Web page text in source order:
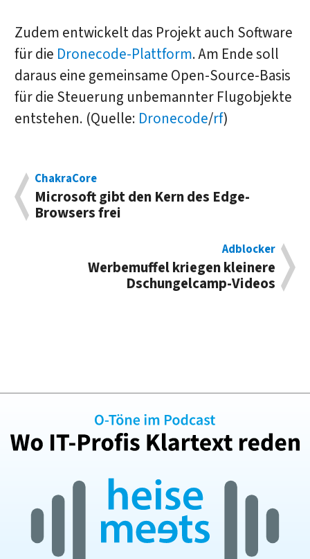
Zudem entwickelt das Projekt auch Software
für die Dronecode-Plattform. Am Ende soll
daraus eine gemeinsame Open-Source-Basis
für die Steuerung unbemannter Flugobjekte
entstehen. (Quelle: Dronecode/rf)
ChakraCore
Microsoft gibt den Kern des Edge-
Browsers frei
Adblocker
Werbemuffel kriegen kleinere
Dschungelcamp-Videos